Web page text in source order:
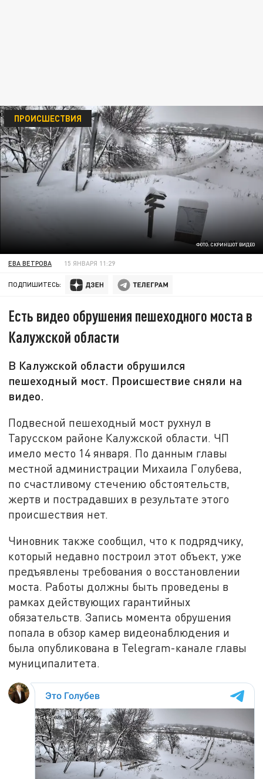
ФОТО: СКРИНШОТ ВИДЕО
ПРОИСШЕСТВИЯ
ЕВА ВЕТРОВА 15 ЯНВАРЯ 11:29
ПОДПИШИТЕСЬ:
Есть видео обрушения пешеходного моста в
Калужской области
В Калужской области обрушился
пешеходный мост. Происшествие сняли на
видео.
Подвесной пешеходный мост рухнул в
Тарусском районе Калужской области. ЧП
имело место 14 января. По данным главы
местной администрации Михаила Голубева,
по счастливому стечению обстоятельств,
жертв и пострадавших в результате этого
происшествия нет.
Чиновник также сообщил, что к подрядчику,
который недавно построил этот объект, уже
предъявлены требования о восстановлении
моста. Работы должны быть проведены в
рамках действующих гарантийных
обязательств. Запись момента обрушения
попала в обзор камер видеонаблюдения и
была опубликована в Telegram-канале главы
муниципалитета.